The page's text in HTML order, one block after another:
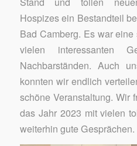
Hospizes ein Bestandteil
Bad Camberg. Es war
vielen interessanten
Nachbarständen. Auch
konnten wir endlich
schöne Veranstaltung. Wir
das Jahr 2023 mit vielen
weiterhin gute Gesprächen.